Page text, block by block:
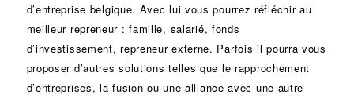
d’entreprise belgique. Avec lui vous pourrez réfléchir au
meilleur repreneur :famille, salarié, fonds
d’investissement, repreneur externe. Parfois il pourra vous
proposer d’autres solutions telles que le rapprochement
d’entreprises, lafusion ou unealliance avec une autre